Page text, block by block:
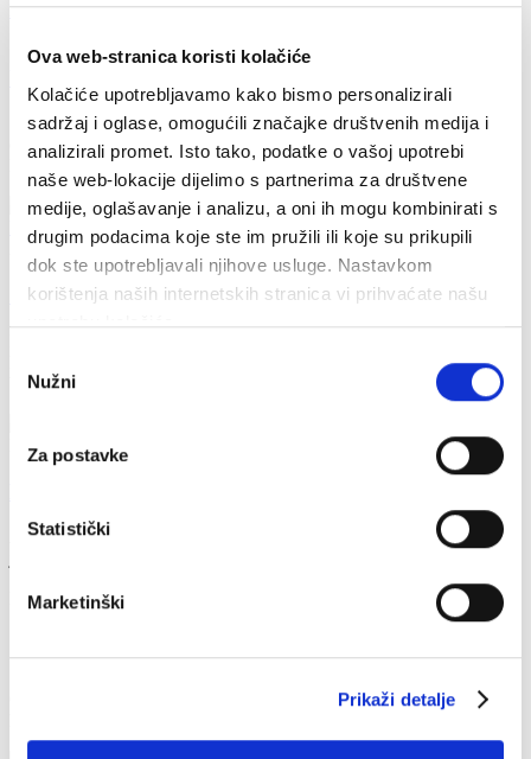
Ova web-stranica koristi kolačiće
Kolačiće upotrebljavamo kako bismo personalizirali
sadržaj i oglase, omogućili značajke društvenih medija i
analizirali promet. Isto tako, podatke o vašoj upotrebi
naše web-lokacije dijelimo s partnerima za društvene
medije, oglašavanje i analizu, a oni ih mogu kombinirati s
drugim podacima koje ste im pružili ili koje su prikupili
dok ste upotrebljavali njihove usluge. Nastavkom
korištenja naših internetskih stranica vi prihvaćate našu
upotrebu kolačića.
pristanka
Nužni
Za postavke
Statistički
Marketinški
Prikaži detalje
Događanja
Vrboska ponovno postaje mjesto susreta vrhunskih hvarskih vina i
dalmatinske glazbe!
Pozivamo vas na ugodnu ljetnu...
Događanja
22h
GUSTAFI
Više informacija uskoro!
Nautički turizam
ACI marina Vrboska je smještena na sjevernoj obali otoka Hvara, na
Hrana i piće
Okusi
Okusite lokalnu kulturu hrane i restorane. Vodič za jelo, piće i